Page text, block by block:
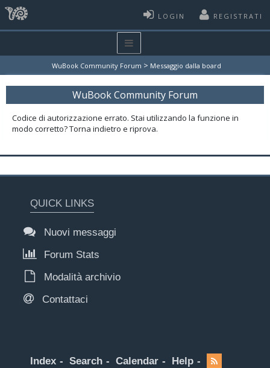
LOGIN REGISTRATI
WuBook Community Forum > Messaggio dalla board
WuBook Community Forum
Codice di autorizzazione errato. Stai utilizzando la funzione in
modo corretto? Torna indietro e riprova.
QUICK LINKS
Nuovi messaggi
Forum Stats
Modalità archivio
Contattaci
Index Search Calendar Help